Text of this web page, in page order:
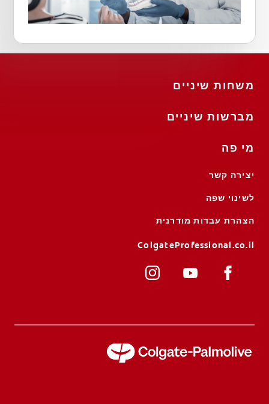
משחות שיניים
מברשות שיניים
מי פה
יצירה קשר
לשינוי שפה
הצהרת עבדות מודרנית
ColgateProfessional.co.il